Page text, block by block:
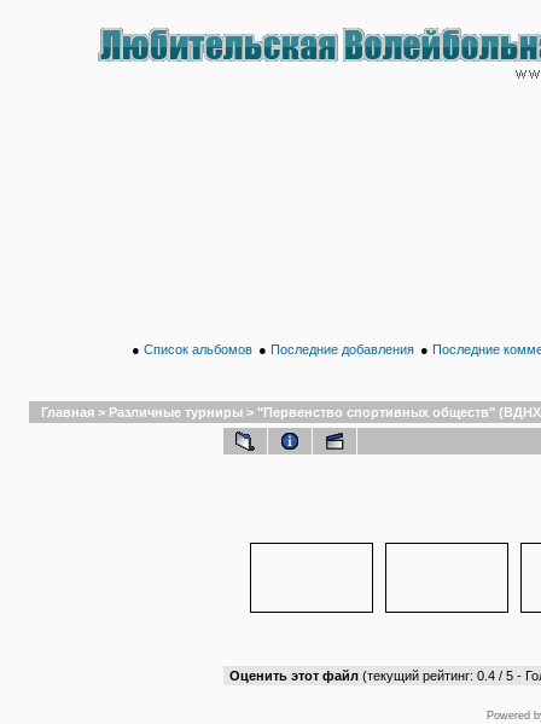
● Список альбомов ● Последние добавления ● Последние
Главная > Различные турниры > "Первенство спортивных обществ"
Оценить этот файл (текущий рейтинг: 0.4 / 5 -
Powered